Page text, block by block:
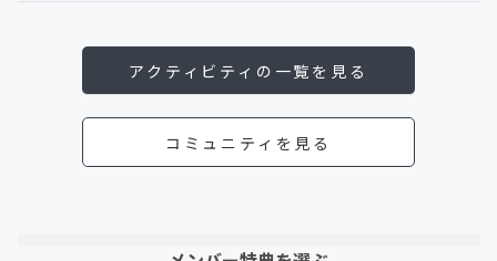
アクティビティの一覧を見る
コミュニティを見る